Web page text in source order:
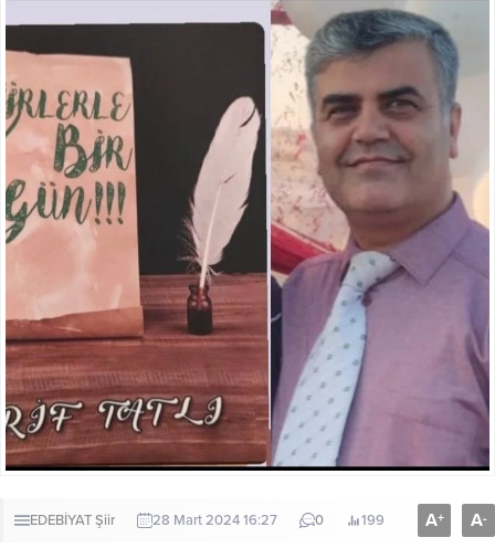
EDEBİYATŞiir 28 Mart 2024 16:27 0 199 A+ A-